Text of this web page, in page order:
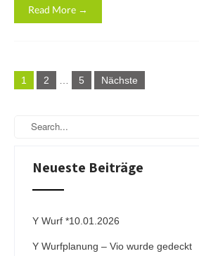
Read More →
Beitragsnavigation
1 2 5 Nächste
Neueste Beiträge
Y Wurf *10.01.2026
Y Wurfplanung – Vio wurde gedeckt